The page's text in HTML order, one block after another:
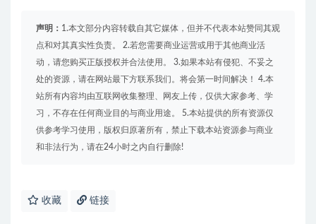
声明： 1.本文部分内容转载自其它媒体，但并不代表本站赞同其观
点和对其真实性负责。 2.若您需要商业运营或用于其他商业活
动，请您购买正版授权并合法使用。 3.如果本站有侵犯、不妥之
处的资源，请在网站最下方联系我们。将会第一时间解决！ 4.本
站所有内容均由互联网收集整理、网友上传，仅供大家参考、学
习，不存在任何商业目的与商业用途。 5.本站提供的所有资源仅
供参考学习使用，版权归原著所有，禁止下载本站资源参与商业
和非法行为，请在24小时之内自行删除!
收藏 链接